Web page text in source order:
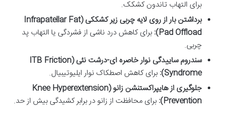
برای التهاب تاندون کشکک.
برداشتن بار از روی لایه چربی زیر کشککی (Infrapatellar Fat
Pad Offload): برای کاهش درد ناشی از فشردگی یا التهاب پد
چربی.
سندروم ساییدگی نوار خاصره ای-درشت نئی (ITB Friction
Syndrome): برای کاهش اصطکاک نوار ایلیوتیبیال.
جلوگیری از هایپراکستنشن زانو (Knee Hyperextension
Prevention): برای محافظت از زانو در برابر کشیدگی بیش از حد.